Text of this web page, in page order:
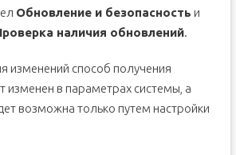
Обновление и безопасность и
наличия обновлений.
изменений способ получения
изменен в параметрах системы, а
возможна только путем настройки